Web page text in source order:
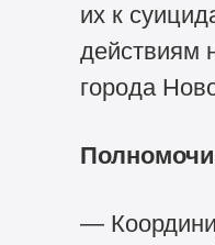
их к
действиям
города
—